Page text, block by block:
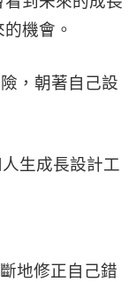
機會。
，朝著自己設
生成長設計工
地修正自己錯